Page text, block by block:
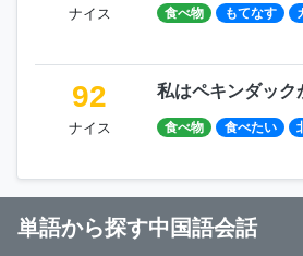
ナイス 食べ物 もてなす
92
ナイス
私はペキンダック
食べ物 食べたい
単語から探す中国語会話